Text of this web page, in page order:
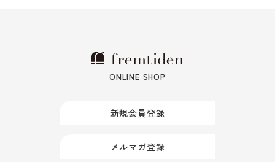
ONLINE SHOP
新規会員登録
メルマガ登録